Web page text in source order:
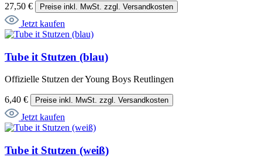
27,50 € Preise inkl. MwSt. zzgl. Versandkosten
Jetzt kaufen
Tube it Stutzen (blau)
Offizielle Stutzen der Young Boys Reutlingen
6,40 € Preise inkl. MwSt. zzgl. Versandkosten
Jetzt kaufen
Tube it Stutzen (weiß)